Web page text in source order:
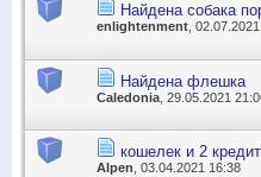
Найдена собака
enlightenment,
Найдена флешка
Caledonia , 29.05.2021
кошелек и 2
Alpen , 03.04.2021 16:38